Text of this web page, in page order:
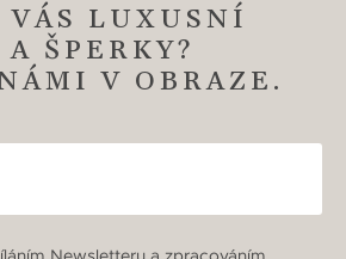
LUXUSNÍ
ŠPERKY?
V OBRAZE.